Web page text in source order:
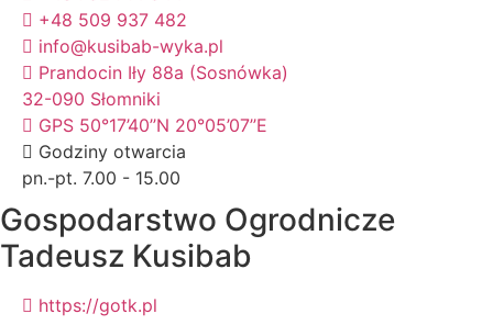
+48 509 937 482
info@kusibab-wyka.pl
Prandocin Iły 88a (Sosnówka)
32-090 Słomniki
GPS 50°17’40’’N 20°05’07’’E
Godziny otwarcia
pn.-pt. 7.00 - 15.00
Gospodarstwo Ogrodnicze
Tadeusz Kusibab
https://gotk.pl